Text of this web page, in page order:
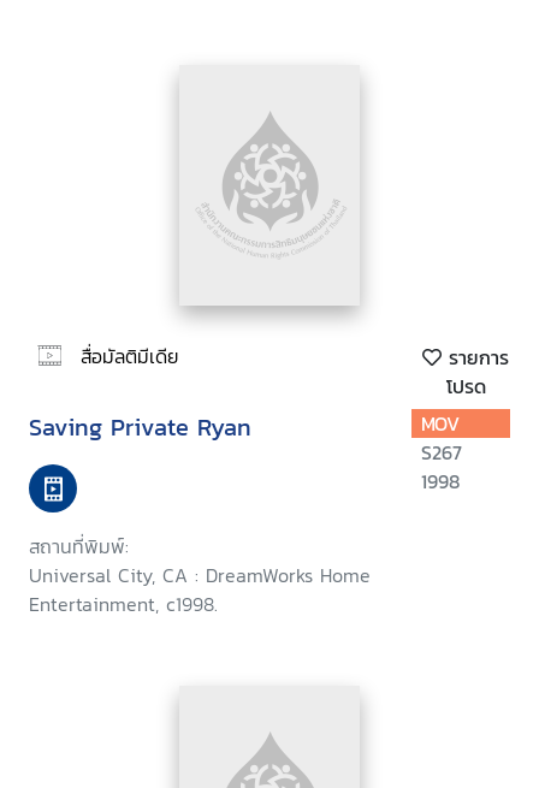
สื่อมัลติมีเดีย
รายการ
โปรด
Saving Private Ryan
สถานที่พิมพ์:
Universal City, CA : DreamWorks Home
Entertainment, c1998.
MOV
S267
1998